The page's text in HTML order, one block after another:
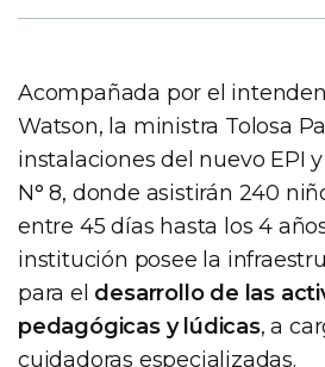
Acompañada por el
Watson, la ministra Tolosa
instalaciones del nuevo EPI
N° 8, donde asistirán 240
entre 45 días hasta los 4
institución posee la
para el desarrollo de las
pedagógicas y lúdicas, a
cuidadoras especializadas.